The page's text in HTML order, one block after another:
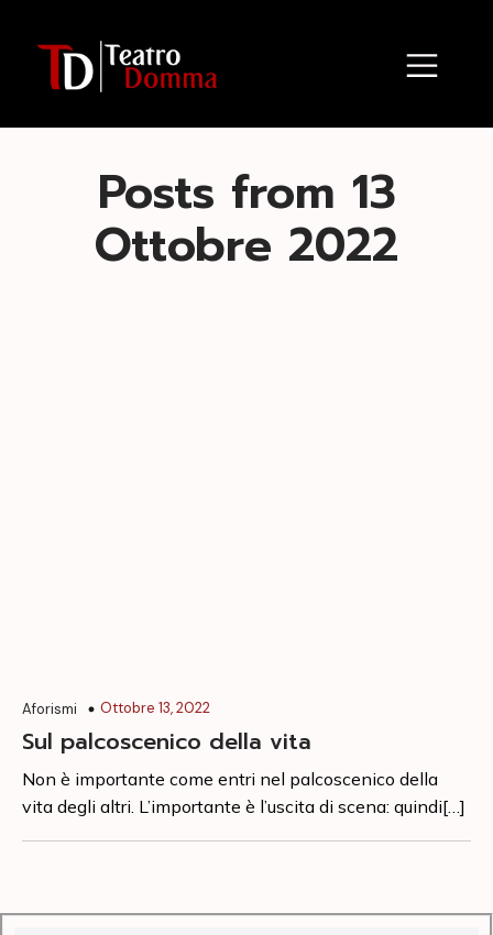
Posts from 13
Ottobre 2022
Aforismi Ottobre 13, 2022
Sul palcoscenico della vita
Non è importante come entri nel palcoscenico della
vita degli altri. L’importante è l’uscita di scena: quindi[…]